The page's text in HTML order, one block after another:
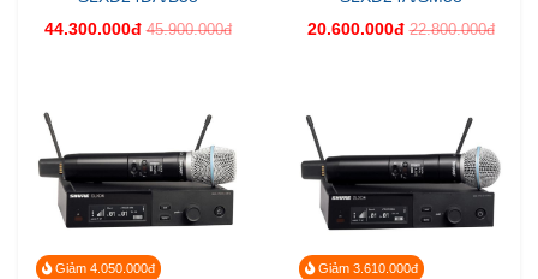
44.300.000đ 45.900.000đ
20.600.000đ 22.800.000đ
Giảm 4.050.000đ Giảm 3.610.000đ